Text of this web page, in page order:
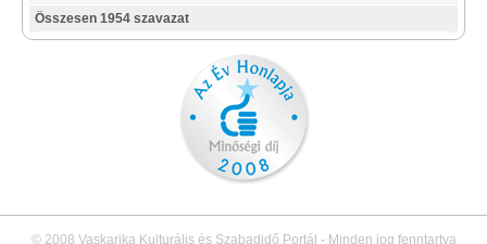
Összesen 1954 szavazat
© 2008 Vaskarika Kulturális és Szabadidő Portál - Minden jog fenntartva